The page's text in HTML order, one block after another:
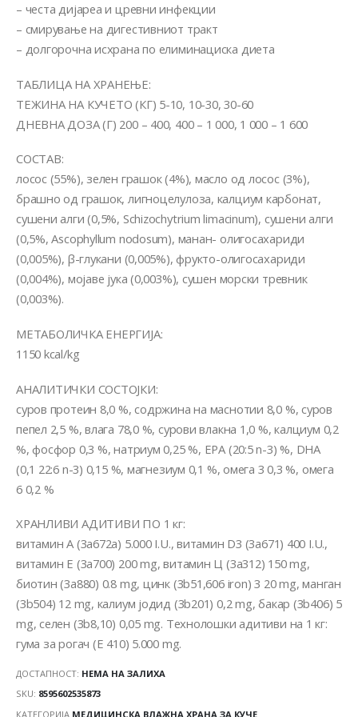
– честа дијареа и цревни инфекции
– смирување на дигестивниот тракт
– долгорочна исхрана по елиминациска диета
ТАБЛИЦА НА ХРАНЕЊЕ:
ТЕЖИНА НА КУЧЕТО (КГ) 5-10, 10-30, 30-60
ДНЕВНА ДОЗА (Г) 200 – 400, 400 – 1 000, 1 000 – 1 600
СОСТАВ:
лосос (55%), зелен грашок (4%), масло од лосос (3%),
брашно од грашок, лигноцелулоза, калциум карбонат,
сушени алги (0,5%, Schizochytrium limacinum), сушени алги
(0,5%, Ascophyllum nodosum), манан- олигосахариди
(0,005%), β-глукани (0,005%), фрукто-олигосахариди
(0,004%), мојаве јука (0,003%), сушен морски тревник
(0,003%).
МЕТАБОЛИЧКА ЕНЕРГИЈА:
1150 kcal/kg
АНАЛИТИЧКИ СОСТОЈКИ:
суров протеин 8,0 %, содржина на маснотии 8,0 %, суров
пепел 2,5 %, влага 78,0 %, сурови влакна 1,0 %, калциум 0,2
%, фосфор 0,3 %, натриум 0,25 %, EPA (20:5 n-3) %, DHA
(0,1 22:6 n-3) 0,15 %, магнезиум 0,1 %, омега 3 0,3 %, омега
6 0,2 %
ХРАНЛИВИ АДИТИВИ ПО 1 кг:
витамин А (3a672a) 5.000 I.U., витамин D3 (3a671) 400 I.U.,
витамин Е (3a700) 200 mg, витамин Ц (3a312) 150 mg,
биотин (3a880) 0.8 mg, цинк (3b51,606 iron) 3 20 mg, манган
(3b504) 12 mg, калиум јодид (3b201) 0,2 mg, бакар (3b406) 5
mg, селен (3b8,10) 0,05 mg. Технолошки адитиви на 1 кг:
гума за рогач (Е 410) 5.000 mg.
ДОСТАПНОСТ: НЕМА НА ЗАЛИХА
SKU: 8595602535873
КАТЕГОРИЈА МЕДИЦИНСКА ВЛАЖНА ХРАНА ЗА КУЧЕ